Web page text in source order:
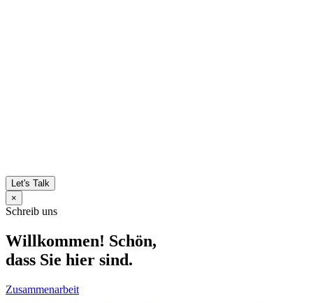
Let's Talk
×
Schreib uns
Willkommen! Schön,
dass Sie hier sind.
Zusammenarbeit